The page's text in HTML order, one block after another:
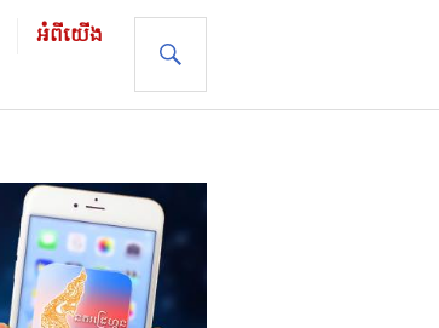
អំពីយើង